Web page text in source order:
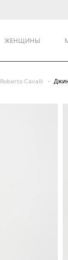
ЖЕНЩИНЫ
Roberto Cavalli